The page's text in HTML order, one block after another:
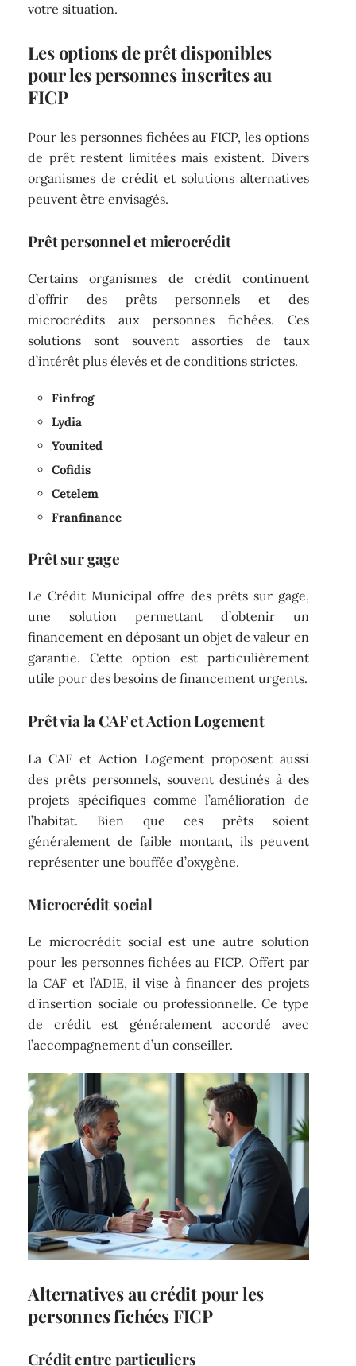
votre situation.
Les options de prêt disponibles
pour les personnes inscrites au
FICP
Pour les personnes fichées au FICP, les options
de prêt restent limitées mais existent. Divers
organismes de crédit et solutions alternatives
peuvent être envisagés.
Prêt personnel et microcrédit
Certains organismes de crédit continuent
d’offrir des prêts personnels et des
microcrédits aux personnes fichées. Ces
solutions sont souvent assorties de taux
d’intérêt plus élevés et de conditions strictes.
Finfrog
Lydia
Younited
Cofidis
Cetelem
Franfinance
Prêt sur gage
Le Crédit Municipal offre des prêts sur gage,
une solution permettant d’obtenir un
financement en déposant un objet de valeur en
garantie. Cette option est particulièrement
utile pour des besoins de financement urgents.
Prêt via la CAF et Action Logement
La CAF et Action Logement proposent aussi
des prêts personnels, souvent destinés à des
projets spécifiques comme l’amélioration de
l’habitat. Bien que ces prêts soient
généralement de faible montant, ils peuvent
représenter une bouffée d’oxygène.
Microcrédit social
Le microcrédit social est une autre solution
pour les personnes fichées au FICP. Offert par
la CAF et l’ADIE, il vise à financer des projets
d’insertion sociale ou professionnelle. Ce type
de crédit est généralement accordé avec
l’accompagnement d’un conseiller.
Alternatives au crédit pour les
personnes fichées FICP
Crédit entre particuliers